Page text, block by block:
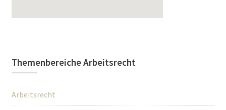
Themenbereiche Arbeitsrecht
Arbeitsrecht